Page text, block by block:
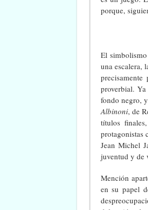
porque,
El
una escalera,
proverbial.
fondo negro,
Albinoni, de
títulos
protagonistas
Jean Michel
juventud y de
Mención
en su papel